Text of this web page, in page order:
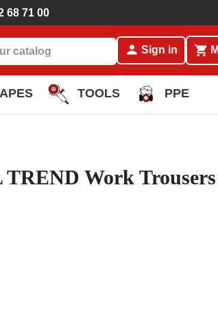
68 71 00
person Sign in shopping_cart
TOOLS PPE
Work Trousers